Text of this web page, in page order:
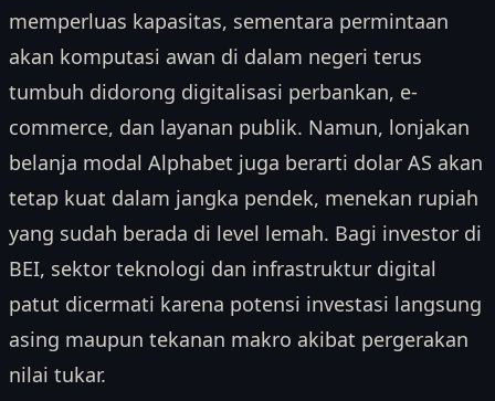
memperluas kapasitas, sementara permintaan
akan komputasi awan di dalam negeri terus
tumbuh didorong digitalisasi perbankan, e-
commerce, dan layanan publik. Namun, lonjakan
belanja modal Alphabet juga berarti dolar AS akan
tetap kuat dalam jangka pendek, menekan rupiah
yang sudah berada di level lemah. Bagi investor di
BEI, sektor teknologi dan infrastruktur digital
patut dicermati karena potensi investasi langsung
asing maupun tekanan makro akibat pergerakan
nilai tukar.